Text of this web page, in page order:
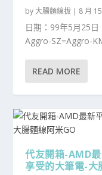
by大腸麵線拔 | 8 月
日期：99
Aggro-SZ=Aggro-
READ MORE
代友開箱-AMD
享受的大筆電-大